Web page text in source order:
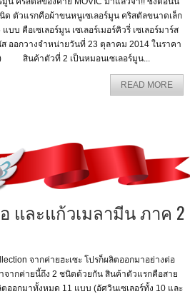
ด ตัวแรกคือผ้าขนหนูเซเลอร์มูน คริสตัลขนาดเล็ก
บ คือเซเลอร์มูน เซเลอร์เมอร์คิวรี่ เซเลอร์มาร์ส
ส ออกวางจำหน่ายวันที่ 23 ตุลาคม 2014 ในราคา
) สินค้าตัวที่ 2 เป็นหมอนเซเลอร์มูน...
READ MORE
และแก้วเมลามีน ภาค 2
จากค่ายฮะเซะ โปรก็ผลิตออกมาอย่างต่อ
จากค่ายนี้ถึง 2 ชนิดด้วยกัน สินค้าตัวแรกคือสาย
ออกมาทั้งหมด 11 แบบ (อัศวินเซเลอร์ทั้ง 10 และ